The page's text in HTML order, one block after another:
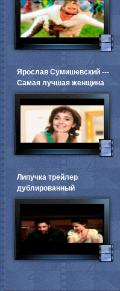
Ярослав Сумишевский ---
Самая лучшая женщина
Липучка трейлер
дублированный